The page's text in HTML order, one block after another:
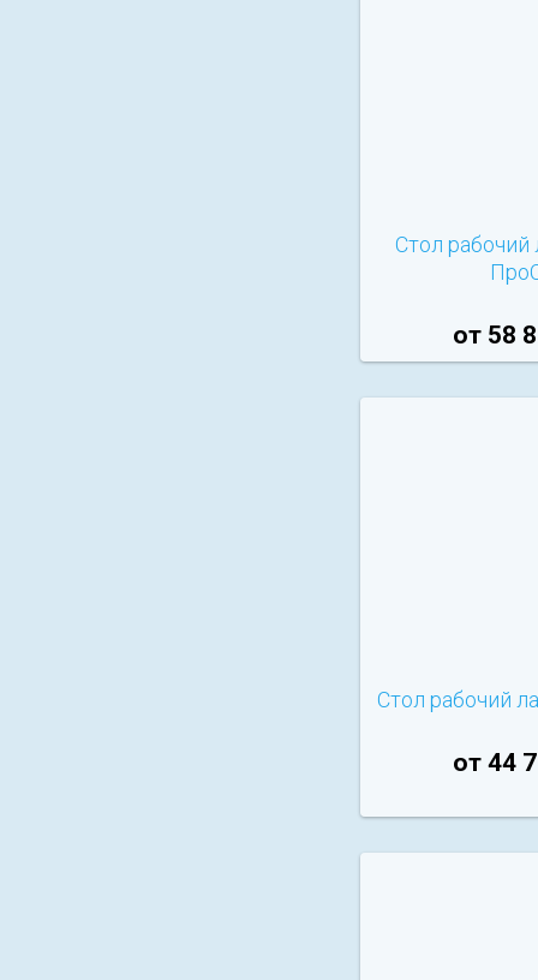
Стол
от 58
Стол рабочий
от 44